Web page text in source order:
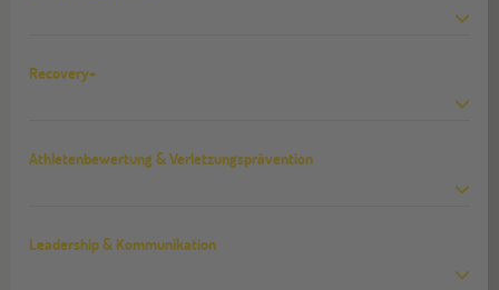
Recovery+
Athletenbewertung & Verletzungsprävention
Leadership & Kommunikation